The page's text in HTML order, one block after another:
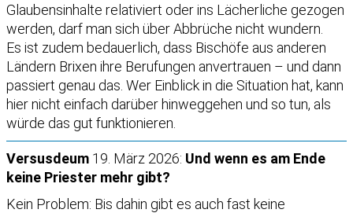
Glaubensinhalte relativiert oder ins Lächerliche gezogen
werden, darf man sich über Abbrüche nicht wundern.
Es ist zudem bedauerlich, dass Bischöfe aus anderen
Ländern Brixen ihre Berufungen anvertrauen – und dann
passiert genau das. Wer Einblick in die Situation hat, kann
hier nicht einfach darüber hinweggehen und so tun, als
würde das gut funktionieren.
Versusdeum 19. März 2026: Und wenn es am Ende
keine Priester mehr gibt?
Kein Problem: Bis dahin gibt es auch fast keine